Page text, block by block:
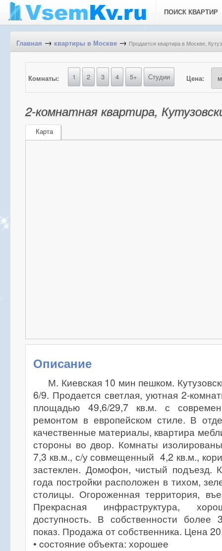
ПОИСК КВАРТИР
Главная → квартиры в Москве → Продается квартира в Москве,
Комнаты: 1 2 3 4 5+ Студии Цена:
2-комнатная квартира,
Карта
Описание
М. Киевская 10 мин пешком.
6/9. Продается светлая, уютная 2-
площадью 49,6/29,7 кв.м. с
ремонтом в европейском стиле. В
качественные материалы, квартира
стороны во двор. Комнаты
7,3 кв.м., с/у совмещенный 4,2 кв.м.,
застеклен. Домофон, чистый подъезд.
года постройки расположен в тихом,
столицы. Огороженная территория,
Прекрасная инфраструктура,
доступность. В собственности более
показ. Продажа от собственника. Цена
• cостояние объекта: хорошее